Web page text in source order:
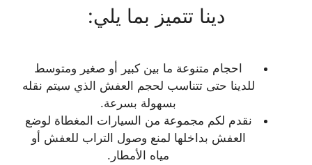
دينا تتميز بما يلي:
احجام متنوعة ما بين كبير أو صغير ومتوسط
للدينا حتى تتناسب لحجم العفش الذي سيتم نقله
بسهولة بسرعة.
نقدم لكم مجموعة من السيارات المغطاة لوضع
العفش بداخلها لمنع وصول التراب للعفش أو
مياه الأمطار.